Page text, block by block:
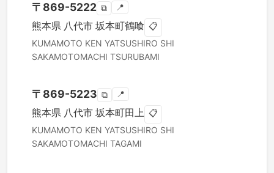
〒 869-5222 ⧉ 📍
熊本県 八代市 坂本町鶴喰 📋
KUMAMOTO KEN YATSUSHIRO SHI
SAKAMOTOMACHI TSURUBAMI
〒 869-5223 ⧉ 📍
熊本県 八代市 坂本町田上 📋
KUMAMOTO KEN YATSUSHIRO SHI
SAKAMOTOMACHI TAGAMI